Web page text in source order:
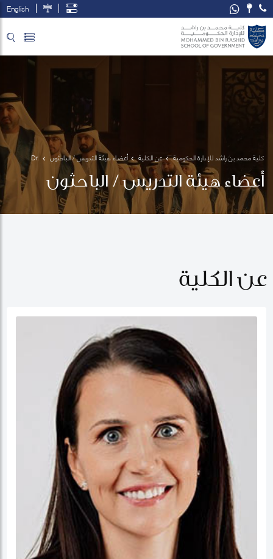
English
كلية محمد بن راشد للإدارة الحكومية عن الكلية أعضاء هيئة التدريس / الباحثون
Dr.
Yulia
Aray
أعضاء هيئة التدريس / الباحثون
عن الكلية